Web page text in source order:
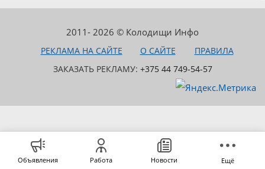
2011- 2026 © Колодищи Инфо
РЕКЛАМА НА САЙТЕ О САЙТЕ
ПРАВИЛА
ЗАКАЗАТЬ РЕКЛАМУ: +375 44 749-54-57
Объявления Работа Новости Ещё